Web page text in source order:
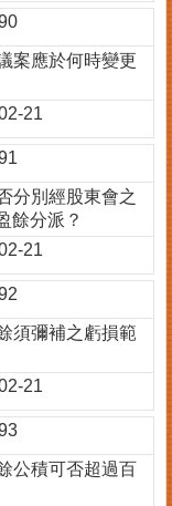
案應於何時變更
21
分別經股東會之
餘分派？
21
須彌補之虧損範
21
公積可否超過百